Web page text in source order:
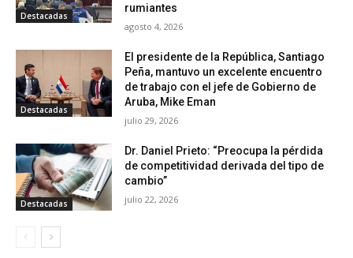
Destacadas
rumiantes
agosto 4, 2026
Destacadas
El presidente de la República, Santiago
Peña, mantuvo un excelente encuentro
de trabajo con el jefe de Gobierno de
Aruba, Mike Eman
julio 29, 2026
Destacadas
Dr. Daniel Prieto: “Preocupa la pérdida
de competitividad derivada del tipo de
cambio”
julio 22, 2026